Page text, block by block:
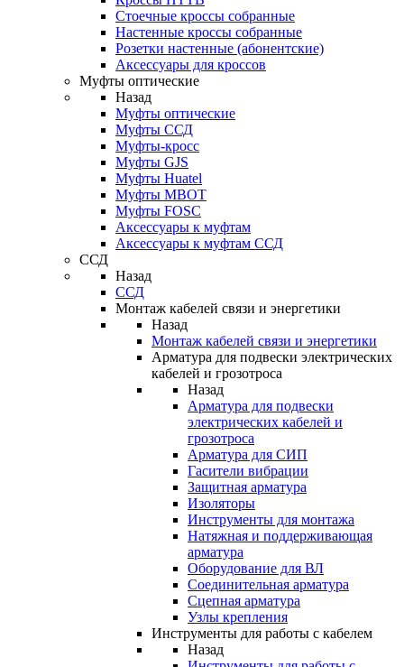
Стоечные кроссы собранные
Настенные кроссы собранные
Розетки настенные (абонентские)
Аксессуары для кроссов
Муфты оптические
Назад
Муфты оптические
Муфты ССД
Муфты-кросс
Муфты GJS
Муфты Huatel
Муфты МВОТ
Муфты FOSC
Аксессуары к муфтам
Аксессуары к муфтам ССД
ССД
Назад
ССД
Монтаж кабелей связи и энергетики
Назад
Монтаж кабелей связи и энергетики
Арматура для подвески электрических
кабелей и грозотроса
Назад
Арматура для подвески
электрических кабелей и
грозотроса
Арматура для СИП
Гасители вибрации
Защитная арматура
Изоляторы
Инструменты для монтажа
Натяжная и поддерживающая
арматура
Оборудование для ВЛ
Соединительная арматура
Сцепная арматура
Узлы крепления
Инструменты для работы с кабелем
Назад